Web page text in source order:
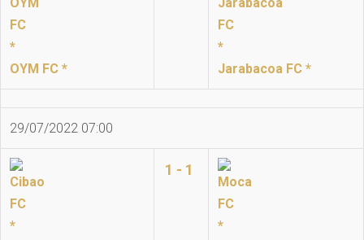
OYM FC * Jarabacoa FC *
29/07/2022 07:00
1 - 1